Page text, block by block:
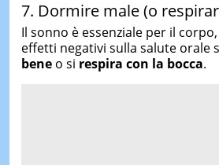
7. Dormire male (o
Il sonno è essenziale per il
effetti negativi sulla salute orale
beneo si respira con la bocca.